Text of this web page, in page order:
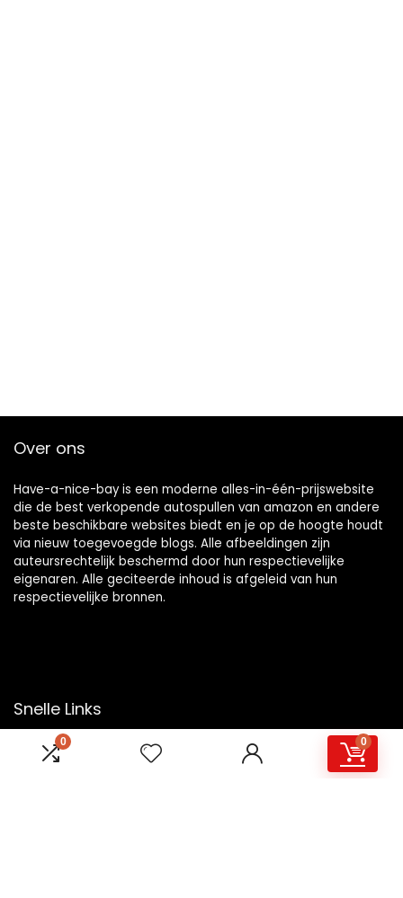
0 0
Over ons
Have-a-nice-bay is een moderne alles-in-één-prijswebsite
die de best verkopende autospullen van amazon en andere
beste beschikbare websites biedt en je op de hoogte houdt
via nieuw toegevoegde blogs. Alle afbeeldingen zijn
auteursrechtelijk beschermd door hun respectievelijke
eigenaren. Alle geciteerde inhoud is afgeleid van hun
respectievelijke bronnen.
Snelle Links
Home